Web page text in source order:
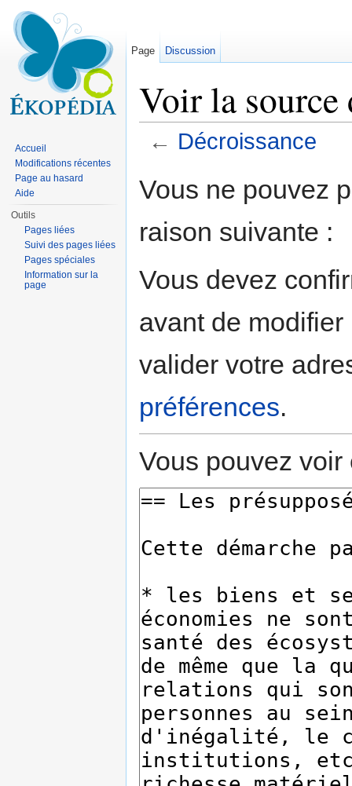
Voir la source
← Décroissance
Vous ne pouvez
raison suivante :
Vous devez
avant de
valider votre
préférences.
Vous pouvez
Page Discussion
Accueil
Modifications récentes
Page au hasard
Aide
Outils
Pages liées
Suivi des pages liées
Pages spéciales
Information sur la
page